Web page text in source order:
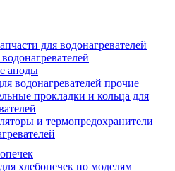
для водонагревателей
аноды
водонагревателей прочие
прокладки и кольца для
и термопредохранители
хлебопечек по моделям